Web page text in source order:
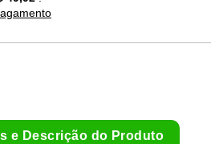
e Descrição do Produto